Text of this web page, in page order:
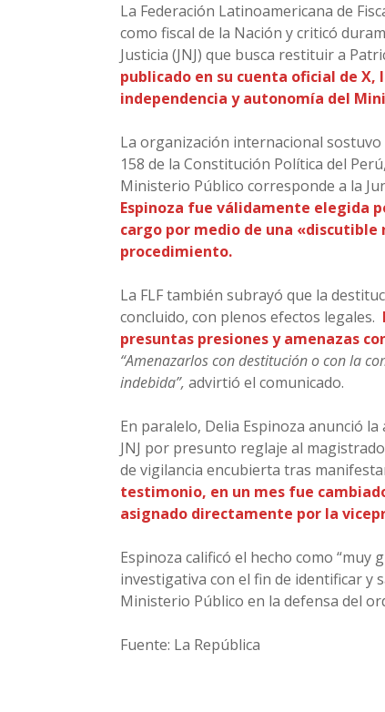
La Federación Latinoamericana de
como fiscal de la Nación y criticó
Justicia (JNJ) que busca restituir a
publicado en su cuenta oficial de
independencia y autonomía del
La organización internacional
158 de la Constitución Política del
Ministerio Público corresponde a la
Espinoza fue válidamente elegida
cargo por medio de una
procedimiento.
La FLF también subrayó que la
concluido, con plenos efectos legales.
presuntas presiones y amenazas
“Amenazarlos con destitución o con la
indebida”, advirtió el comunicado.
En paralelo, Delia Espinoza anunció
JNJ por presunto reglaje al
de vigilancia encubierta tras
testimonio, en un mes fue
asignado directamente por la
Espinoza calificó el hecho como
investigativa con el fin de identificar y
Ministerio Público en la defensa del
Fuente: La República